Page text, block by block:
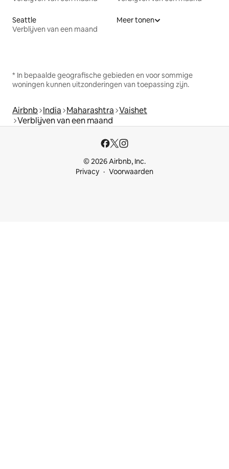
Seattle
Verblijven van een maand
Meer tonen
* In bepaalde geografische gebieden en voor sommige
woningen kunnen uitzonderingen van toepassing zijn.
Airbnb India Maharashtra Vaishet
Verblijven van een maand
© 2026 Airbnb, Inc.
Privacy
Voorwaarden